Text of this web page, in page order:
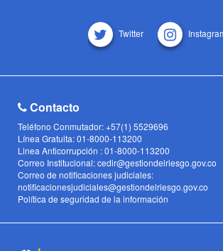
Twitter
Contacto
Teléfono Conmutador: +57(1) 5529696
Línea Gratuita: 01-8000-113200
Linea Anticorrupción : 01-8000-113200
Correo Institucional: cedir@gestiondelriesgo.gov.co
Correo de notificaciones judiciales:
notificacionesjudiciales@gestiondelriesgo.gov.co
Política de seguridad de la información